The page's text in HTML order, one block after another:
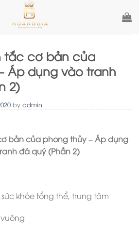
tắc cơ bản của
Áp dụng vào tranh
2)
by admin
bản của phong thủy– Áp dụng
đá quý (Phần 2)
sức khỏe tổng thể, trung tâm